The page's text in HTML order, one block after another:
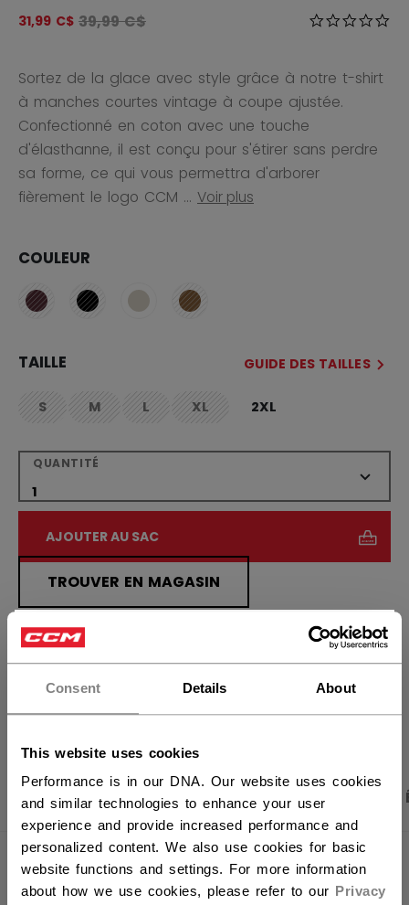
Consent Details About
This website uses cookies
Performance is in our DNA. Our website uses cookies
and similar technologies to enhance your user
experience and provide increased performance and
personalized content. We also use cookies for basic
website functions and settings. For more information
about how we use cookies, please refer to our Privacy
Vous souhaitez expédier des
produits aux États-Unis ?
31,99 C$ Le prix original avant le rabais était
39,99 C$ 4,2 sur 5
Sortez de la glace avec style grâce à notre t-shirt
à manches courtes vintage à coupe ajustée.
Confectionné en coton avec une touche
d'élasthanne, il est conçu pour s'étirer sans perdre
sa forme, ce qui vous permettra d'arborer
fièrement le logo CCM ... Voir plus
COULEUR
TAILLE GUIDE DES TAILLES
Snot.available
Mnot.available
Lnot.available
XLnot.available
2XL
QUANTITÉ
AJOUTER AU SAC
TROUVER EN MAGASIN
Politique de livraison Retours gratuits
OUVRIR LES
PHOTOS DU PRODUIT CARACTÉRISTIQUES
CARACTÉRISTIQUES